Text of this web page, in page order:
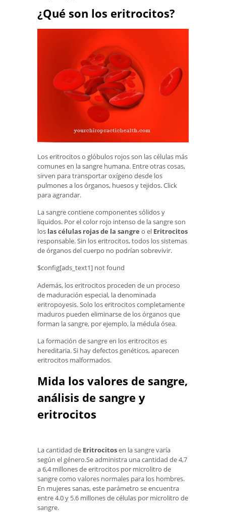
¿Qué son los eritrocitos?
Los eritrocitos o glóbulos rojos son las células más
comunes en la sangre humana. Entre otras cosas,
sirven para transportar oxígeno desde los
pulmones a los órganos, huesos y tejidos. Click
para agrandar.
La sangre contiene componentes sólidos y
líquidos. Por el color rojo intenso de la sangre son
los las células rojas de la sangre o el Eritrocitos
responsable. Sin los eritrocitos, todos los sistemas
de órganos del cuerpo no podrían sobrevivir.
$config[ads_text1] not found
Además, los eritrocitos proceden de un proceso
de maduración especial, la denominada
eritropoyesis. Solo los eritrocitos completamente
maduros pueden eliminarse de los órganos que
forman la sangre, por ejemplo, la médula ósea.
La formación de sangre en los eritrocitos es
hereditaria. Si hay defectos genéticos, aparecen
eritrocitos malformados.
Mida los valores de sangre,
análisis de sangre y
eritrocitos
La cantidad de Eritrocitosen la sangre varía
según el género.Se administra una cantidad de 4,7
a 6,4 millones de eritrocitos por microlitro de
sangre como valores normales para los hombres.
En mujeres sanas, este parámetro se encuentra
entre 4.0 y 5.6 millones de células por microlitro de
sangre.